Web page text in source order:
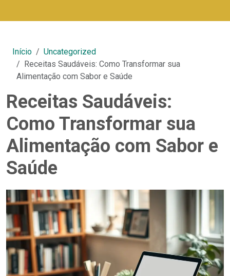
Início
Uncategorized
Receitas Saudáveis: Como Transformar sua
Alimentação com Sabor e Saúde
Receitas Saudáveis:
Como Transformar sua
Alimentação com Sabor e
Saúde